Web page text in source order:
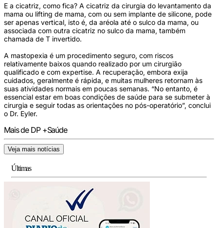
E a cicatriz, como fica? A cicatriz da cirurgia do levantamento da
mama ou lifting de mama, com ou sem implante de silicone, pode
ser apenas vertical, isto é, da aréola até o sulco da mama, ou
associada com outra cicatriz no sulco da mama, também
chamada de T invertido.
A mastopexia é um procedimento seguro, com riscos
relativamente baixos quando realizado por um cirurgião
qualificado e com expertise. A recuperação, embora exija
cuidados, geralmente é rápida, e muitas mulheres retornam às
suas atividades normais em poucas semanas. “No entanto, é
essencial estar em boas condições de saúde para se submeter à
cirurgia e seguir todas as orientações no pós-operatório”, conclui
o Dr. Eyler.
Mais de DP +Saúde
Veja mais notícias
Últimas